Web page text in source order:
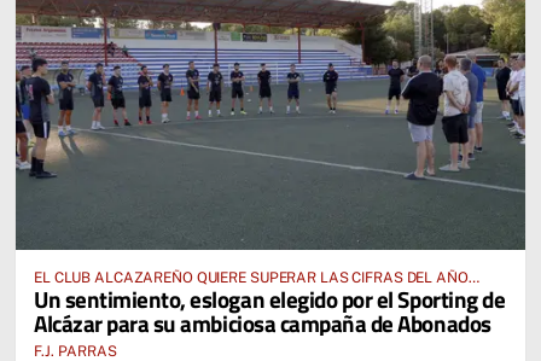
EL CLUB ALCAZAREÑO QUIERE SUPERAR LAS CIFRAS DEL AÑO
PASADO E INCLUSO DUPLICARLAS
Un sentimiento, eslogan elegido por el Sporting de
Alcázar para su ambiciosa campaña de Abonados
F.J. PARRAS